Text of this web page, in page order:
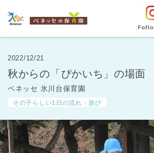
保育園を
住所・駅
名
す
2022/12/21
秋からの「ぴかいち」の場面
ベネッセ 氷川台保育園
その子らしい1日の流れ・遊び